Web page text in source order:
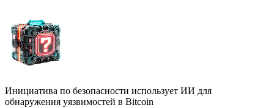
Инициатива по безопасности использует ИИ для
обнаружения уязвимостей в Bitcoin